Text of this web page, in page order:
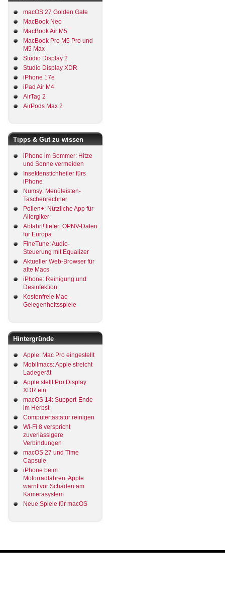
macOS 27 Golden Gate
MacBook Neo
MacBook Air M5
MacBook Pro M5 Pro und
M5 Max
Studio Display 2
Studio Display XDR
iPhone 17e
iPad Air M4
AirTag 2
AirPods Max 2
Tipps & Gut zu wissen
iPhone im Sommer: Hitze
und Sonne vermeiden
Insektenstichheiler fürs
iPhone
Numsy: Menüleisten-
Taschenrechner
Pollen+: Nützliche App für
Allergiker
Abfahrt! liefert ÖPNV-Daten
für Europa
FineTune: Audio-
Steuerung mit Equalizer
Aktueller Web-Browser für
alte Macs
iPhone: Reinigung und
Desinfektion
Kostenfreie Mac-
Gelegenheitsspiele
Hintergründe
Apple: Mac Pro eingestellt
Mobilmacs: Apple streicht
Ladegerät
Apple stellt Pro Display
XDR ein
macOS 14: Support-Ende
im Herbst
Computertastatur reinigen
Wi-Fi 8 verspricht
zuverlässigere
Verbindungen
macOS 27 und Time
Capsule
iPhone beim
Motorradfahren: Apple
warnt vor Schäden am
Kamerasystem
Neue Spiele für macOS